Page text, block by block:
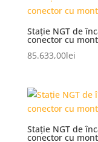
Stație NGT de
conector cu
85.633,00lei
Stație NGT de
conector cu